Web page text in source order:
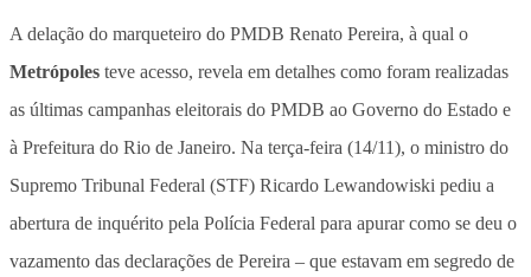
A delação do marqueteiro do PMDB Renato Pereira, à qual o
Metrópoles teve acesso, revela em detalhes como foram realizadas
as últimas campanhas eleitorais do PMDB ao Governo do Estado e
à Prefeitura do Rio de Janeiro. Na terça-feira (14/11), o ministro do
Supremo Tribunal Federal (STF) Ricardo Lewandowiski pediu a
abertura de inquérito pela Polícia Federal para apurar como se deu o
vazamento das declarações de Pereira – que estavam em segredo de